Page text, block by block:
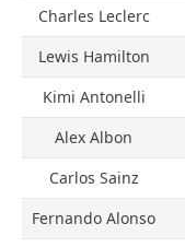
Charles Leclerc
Lewis Hamilton
Kimi Antonelli
Alex Albon
Carlos Sainz
Fernando Alonso